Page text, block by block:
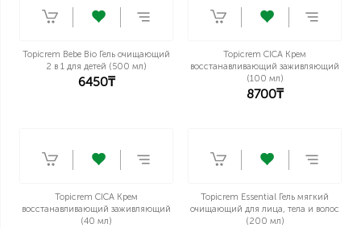
Topicrem Bebe Bio Гель очищающий
2 в 1 для детей (500 мл)
6450₸
Topicrem CICA Крем
восстанавливающий заживляющий
(100 мл)
8700₸
Topicrem CICA Крем
восстанавливающий заживляющий
(40 мл)
Topicrem Essential Гель мягкий
очищающий для лица, тела и волос
(200 мл)